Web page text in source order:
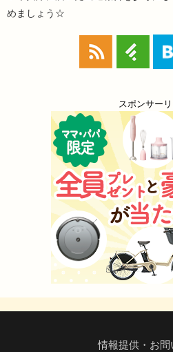
めましょう☆
スポンサー
情報提供・お問